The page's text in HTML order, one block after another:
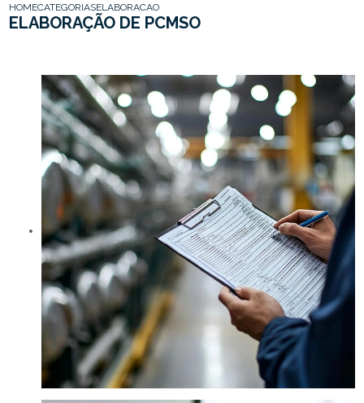
HOMECATEGORIASELABORACAO PCMSO
ELABORAÇÃO DE PCMSO